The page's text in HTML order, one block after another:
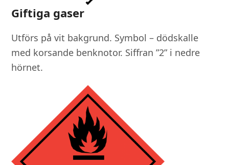
Giftiga gaser
Utförs på vit bakgrund. Symbol – dödskalle
med korsande benknotor. Siffran ”2” i nedre
hörnet.